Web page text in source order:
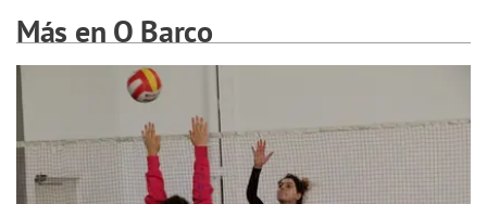
Más en O Barco